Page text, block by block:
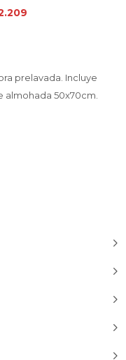
prelavada. Incluye
almohada 50x70cm.